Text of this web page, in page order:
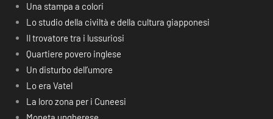
Una stampa a colori
Lo studio della civiltà e della cultura giapponesi
Il trovatore tra i lussuriosi
Quartiere povero inglese
Un disturbo dell’umore
Lo era Vatel
La loro zona per i Cuneesi